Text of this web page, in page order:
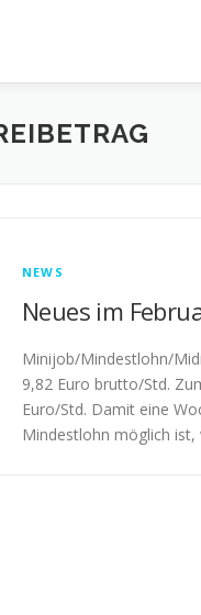
NEWS
Neues im
Minijob/Mindestlohn/
9,82 Euro brutto/Std.
Euro/Std. Damit eine
Mindestlohn möglich